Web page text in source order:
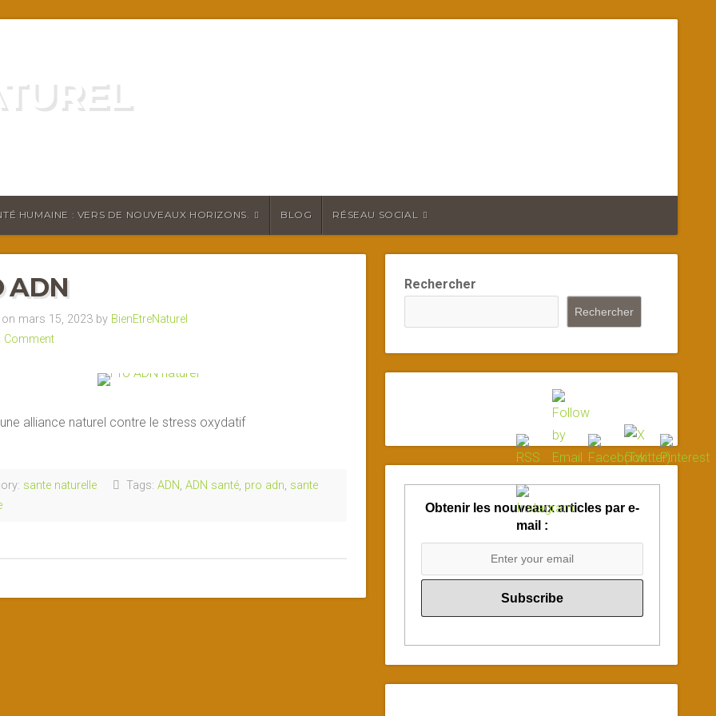
HUMAINE : VERS DE NOUVEAUX HORIZONS. BLOG RÉSEAU SOCIAL
ADN
mars 15, 2023 by BienEtreNaturel
Comment
alliance naturel contre le stress oxydatif
sante naturelle Tags: ADN, ADN santé, pro adn, sante
Rechercher
Rechercher
Obtenir les nouveaux articles par e-
mail :